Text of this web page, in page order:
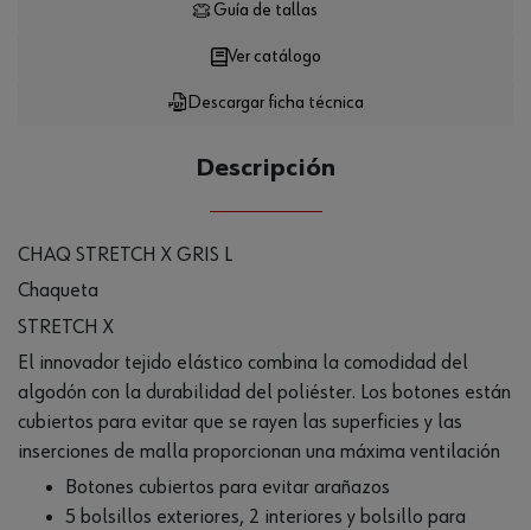
Descargar ficha técnica
Ver catálogo
Guía de tallas
Descripción
CHAQ STRETCH X GRIS L
Chaqueta
STRETCH X
El innovador tejido elástico combina la comodidad del
algodón con la durabilidad del poliéster. Los botones están
cubiertos para evitar que se rayen las superficies y las
inserciones de malla proporcionan una máxima ventilación
Botones cubiertos para evitar arañazos
5 bolsillos exteriores, 2 interiores y bolsillo para